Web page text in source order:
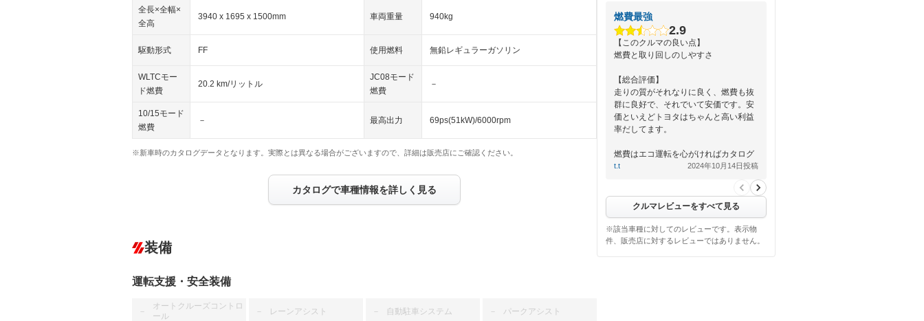
全長×全幅×
全高
3940 x 1695 x 1500mm 車両重量 940kg
駆動形式 FF 使用燃料 無鉛レギュラーガソリン
WLTCモー
ド燃費
20.2 km/リットル
JC08モード
燃費
－
10/15モード
燃費
－ 最高出力 69ps(51kW)/6000rpm
※新車時のカタログデータとなります。実際とは異なる場合がございますので、詳細は販売店にご確認ください。
カタログで車種情報を詳しく見る
装備
運転支援・安全装備
－
オートクルーズコントロ
ール
－ レーンアシスト － 自動駐車システム － パークアシスト
燃費最強
2.9
【このクルマの良い点】
燃費と取り回しのしやすさ
【総合評価】
走りの質がそれなりに良く、燃費も抜
群に良好で、それでいて安価です。安
価といえどトヨタはちゃんと高い利益
率だしてます。
燃費はエコ運転を心がければカタログ
値に近…
t.t 2024年10月14日投稿
クルマレビューをすべて見る
※該当車種に対してのレビューです。表示物
件、販売店に対するレビューではありません。